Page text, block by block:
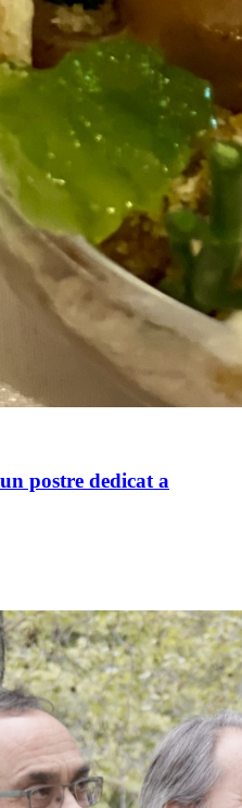
postre dedicat a